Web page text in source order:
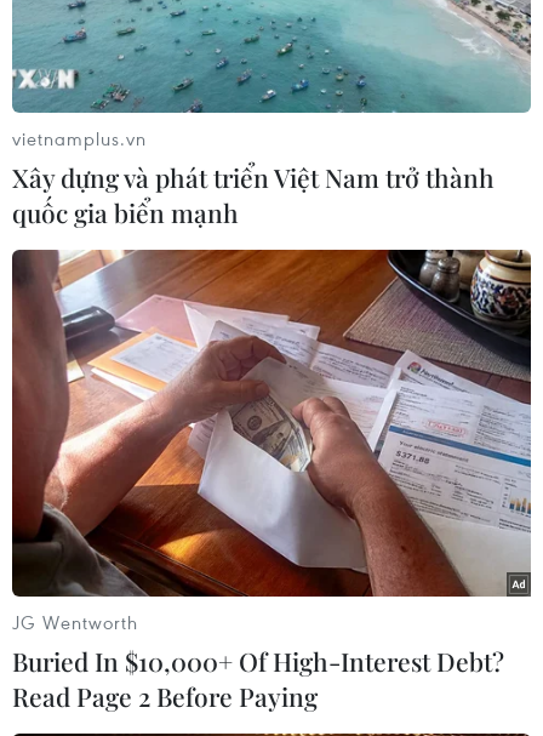
#olympic toán học #olympic vật lý
#học sinh việt nam
Theo dõi VietnamPlus
TIN LIÊN QUAN
vietnamplus.vn
Xây dựng và phát triển Việt Nam trở thành
quốc gia biển mạnh
JG Wentworth
Buried In $10,000+ Of High-Interest Debt?
Read Page 2 Before Paying